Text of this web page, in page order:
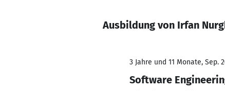
Ausbildung von Irfan
3 Jahre und 11 Monate, Sep.
Software